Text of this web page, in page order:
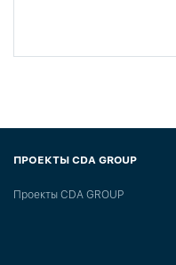
ПРОЕКТЫ CDA GROUP
Проекты CDA GROUP